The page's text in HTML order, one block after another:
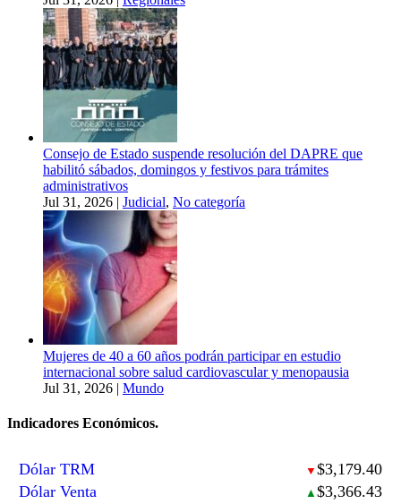
Consejo de Estado suspende resolución del DAPRE que
habilitó sábados, domingos y festivos para trámites
administrativos
Jul 31, 2026 | Judicial, No categoría
Mujeres de 40 a 60 años podrán participar en estudio
internacional sobre salud cardiovascular y menopausia
Jul 31, 2026 | Mundo
Indicadores Económicos.
Dólar TRM ▼ $3,179.40
Dólar Venta
▲ $3,366.43